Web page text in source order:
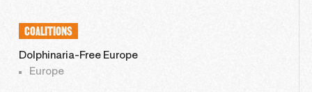
COALITIONS
Dolphinaria-Free Europe
Europe